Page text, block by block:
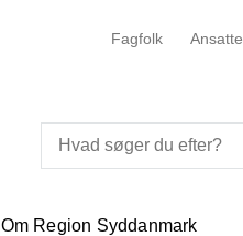
Fagfolk Ansatte
Om Region Syddanmark